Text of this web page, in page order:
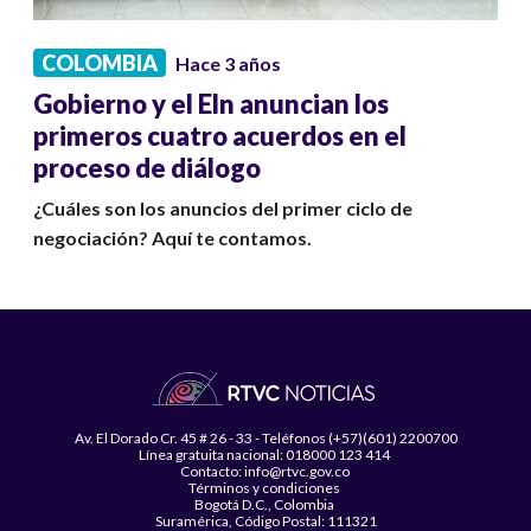
COLOMBIA Hace 3 años
Gobierno y el Eln anuncian los
primeros cuatro acuerdos en el
proceso de diálogo
¿Cuáles son los anuncios del primer ciclo de
negociación? Aquí te contamos.
Av. El Dorado Cr. 45 # 26 - 33 - Teléfonos (+57)(601) 2200700
Línea gratuita nacional: 018000 123 414
Contacto: info@rtvc.gov.co
Términos y condiciones
Bogotá D.C., Colombia
Suramérica, Código Postal: 111321